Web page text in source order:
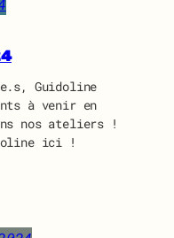
Guidoline
à venir en
nos ateliers !
ici !